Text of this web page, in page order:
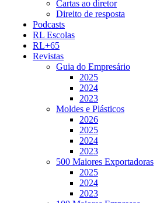
Cartas ao diretor
Direito de resposta
Podcasts
RL Escolas
RL+65
Revistas
Guia do Empresário
2025
2024
2023
Moldes e Plásticos
2026
2025
2024
2023
500 Maiores Exportadoras
2025
2024
2023